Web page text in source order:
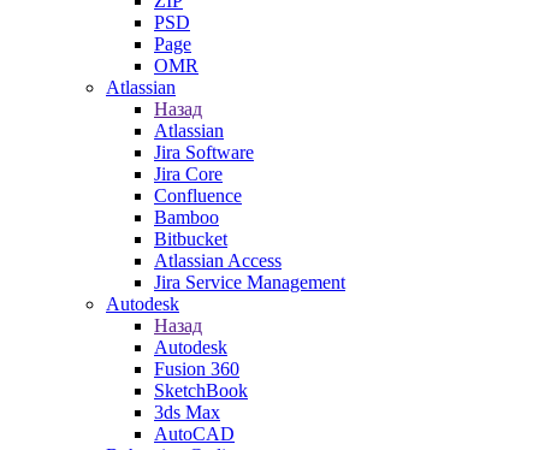
PSD
Page
OMR
Atlassian
Назад
Atlassian
Jira Software
Jira Core
Confluence
Bamboo
Bitbucket
Atlassian Access
Jira Service Management
Autodesk
Назад
Autodesk
Fusion 360
SketchBook
3ds Max
AutoCAD